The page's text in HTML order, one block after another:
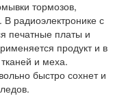
тормозов,
радиоэлектронике с
печатные платы и
продукт и в
и меха.
быстро сохнет и